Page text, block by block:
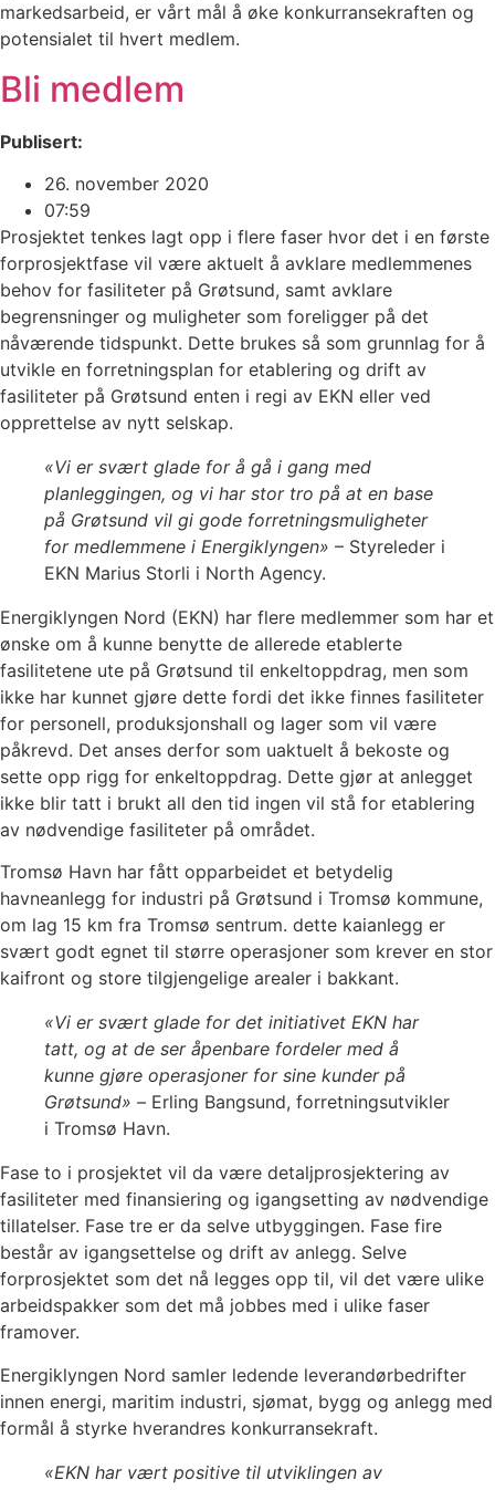
markedsarbeid, er vårt mål å øke konkurransekraften og
potensialet til hvert medlem.
Bli medlem
Publisert:
26. november 2020
07:59
Prosjektet tenkes lagt opp i flere faser hvor det i en første
forprosjektfase vil være aktuelt å avklare medlemmenes
behov for fasiliteter på Grøtsund, samt avklare
begrensninger og muligheter som foreligger på det
nåværende tidspunkt. Dette brukes så som grunnlag for å
utvikle en forretningsplan for etablering og drift av
fasiliteter på Grøtsund enten i regi av EKN eller ved
opprettelse av nytt selskap.
«Vi er svært glade for å gå i gang med
planleggingen, og vi har stor tro på at en base
på Grøtsund vil gi gode forretningsmuligheter
for medlemmene i Energiklyngen» – Styreleder i
EKN Marius Storli i North Agency.
Energiklyngen Nord (EKN) har flere medlemmer som har et
ønske om å kunne benytte de allerede etablerte
fasilitetene ute på Grøtsund til enkeltoppdrag, men som
ikke har kunnet gjøre dette fordi det ikke finnes fasiliteter
for personell, produksjonshall og lager som vil være
påkrevd. Det anses derfor som uaktuelt å bekoste og
sette opp rigg for enkeltoppdrag. Dette gjør at anlegget
ikke blir tatt i brukt all den tid ingen vil stå for etablering
av nødvendige fasiliteter på området.
Tromsø Havn har fått opparbeidet et betydelig
havneanlegg for industri på Grøtsund i Tromsø kommune,
om lag 15 km fra Tromsø sentrum. dette kaianlegg er
svært godt egnet til større operasjoner som krever en stor
kaifront og store tilgjengelige arealer i bakkant.
«Vi er svært glade for det initiativet EKN har
tatt, og at de ser åpenbare fordeler med å
kunne gjøre operasjoner for sine kunder på
Grøtsund» – Erling Bangsund, forretningsutvikler
i Tromsø Havn.
Fase to i prosjektet vil da være detaljprosjektering av
fasiliteter med finansiering og igangsetting av nødvendige
tillatelser. Fase tre er da selve utbyggingen. Fase fire
består av igangsettelse og drift av anlegg. Selve
forprosjektet som det nå legges opp til, vil det være ulike
arbeidspakker som det må jobbes med i ulike faser
framover.
Energiklyngen Nord samler ledende leverandørbedrifter
innen energi, maritim industri, sjømat, bygg og anlegg med
formål å styrke hverandres konkurransekraft.
«EKN har vært positive til utviklingen av